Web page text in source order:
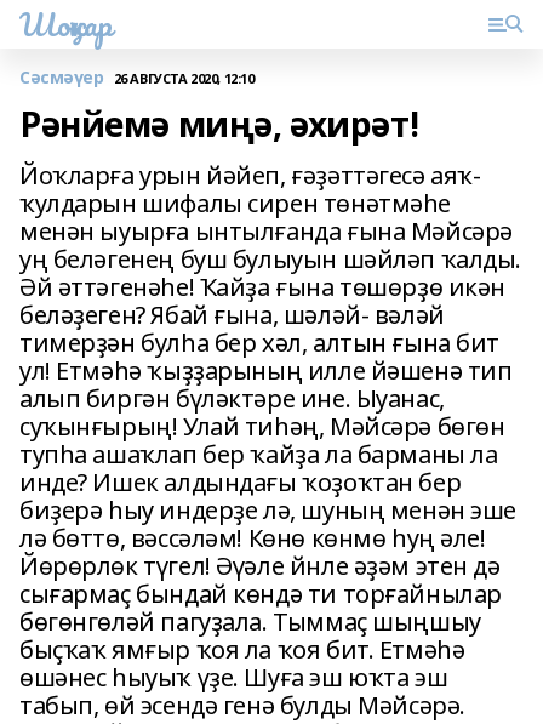
Шоңҡар
Сәсмәүер 26 АВГУСТА 2020, 12:10
Рәнйемә миңә, әхирәт!
Йоҡларға урын йәйеп, ғәҙәттәгесә аяҡ-
ҡулдарын шифалы сирен төнәтмәһе
менән ыуырға ынтылғанда ғына Мәйсәрә
уң беләгенең буш булыуын шәйләп ҡалды.
Әй әттәгенәһе! Ҡайҙа ғына төшөрҙө икән
беләҙеген? Ябай ғына, шәләй- вәләй
тимерҙән булһа бер хәл, алтын ғына бит
ул! Етмәһә ҡыҙҙарының илле йәшенә тип
алып биргән бүләктәре ине. Ыуанас,
суҡынғырың! Улай тиһәң, Мәйсәрә бөгөн
тупһа ашаҡлап бер ҡайҙа ла барманы ла
инде? Ишек алдындағы ҡоҙоҡтан бер
биҙерә һыу индерҙе лә, шуның менән эше
лә бөттө, вәссәләм! Көнө көнмө һуң әле!
Йөрөрлөк түгел! Әүәле йнле әҙәм этен дә
сығармаҫ бындай көндә ти торғайнылар
бөгөнгөләй пагуҙала. Тыммаҫ шыңшыу
быҫҡаҡ ямғыр ҡоя ла ҡоя бит. Етмәһә
өшәнес һыуыҡ үҙе. Шуға эш юҡта эш
табып, өй эсендә генә булды Мәйсәрә.